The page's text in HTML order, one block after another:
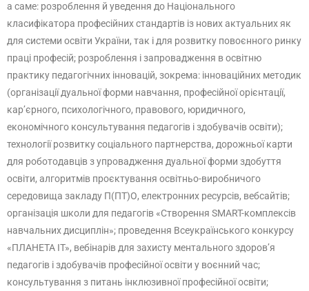
а саме: розроблення й уведення до Національного
класифікатора професійних стандартів із нових актуальних як
для системи освіти України, так і для розвитку повоєнного ринку
праці професій; розроблення і запровадження в освітню
практику педагогічних інновацій, зокрема: інноваційних методик
(організації дуальної форми навчання, професійної орієнтації,
кар’єрного, психологічного, правового, юридичного,
економічного консультування педагогів і здобувачів освіти);
технології розвитку соціального партнерства, дорожньої карти
для роботодавців з упровадження дуальної форми здобуття
освіти, алгоритмів проєктування освітньо-виробничого
середовища закладу П(ПТ)О, електронних ресурсів, вебсайтів;
організація школи для педагогів «Створення SMART-комплексів
навчальних дисциплін»; проведення Всеукраїнського конкурсу
«ПЛАНЕТА IT», вебінарів для захисту ментального здоров’я
педагогів і здобувачів професійної освіти у воєнний час;
консультування з питань інклюзивної професійної освіти;